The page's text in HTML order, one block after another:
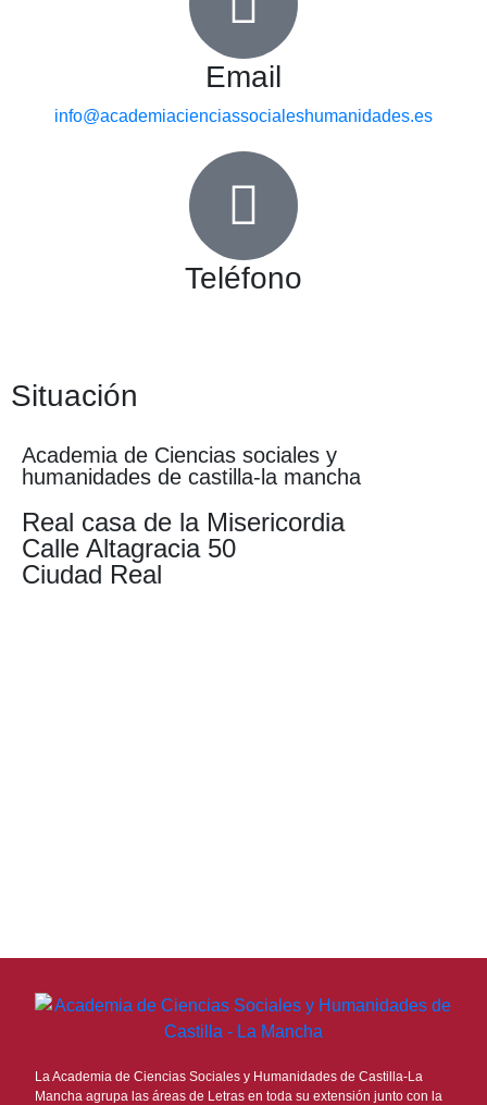
Email
info@academiacienciassocialeshumanidades.es
Teléfono
Situación
Academia de Ciencias sociales y
humanidades de castilla-la mancha
Real casa de la Misericordia
Calle Altagracia 50
Ciudad Real
La Academia de Ciencias Sociales y Humanidades de Castilla-La
Mancha agrupa las áreas de Letras en toda su extensión junto con la